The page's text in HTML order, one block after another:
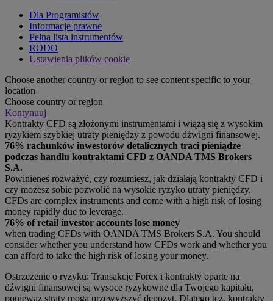
Dla Programistów
Informacje prawne
Pełna lista instrumentów
RODO
Ustawienia plików cookie
Choose another country or region to see content specific to your
location
Choose country or region
Kontynuuj
Kontrakty CFD są złożonymi instrumentami i wiążą się z wysokim
ryzykiem szybkiej utraty pieniędzy z powodu dźwigni finansowej.
76% rachunków inwestorów detalicznych traci pieniądze
podczas handlu kontraktami CFD z OANDA TMS Brokers
S.A.
Powinieneś rozważyć, czy rozumiesz, jak działają kontrakty CFD i
czy możesz sobie pozwolić na wysokie ryzyko utraty pieniędzy.
CFDs are complex instruments and come with a high risk of losing
money rapidly due to leverage.
76% of retail investor accounts lose money
when trading CFDs with OANDA TMS Brokers S.A. You should
consider whether you understand how CFDs work and whether you
can afford to take the high risk of losing your money.
Ostrzeżenie o ryzyku: Transakcje Forex i kontrakty oparte na
dźwigni finansowej są wysoce ryzykowne dla Twojego kapitału,
ponieważ straty mogą przewyższyć depozyt. Dlatego też, kontrakty